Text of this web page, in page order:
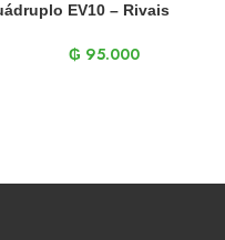
EV10 – Rivais
₲ 95.000